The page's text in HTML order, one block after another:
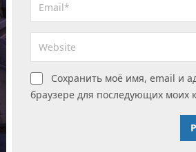
Сохранить моё имя, email и
браузере для последующих моих